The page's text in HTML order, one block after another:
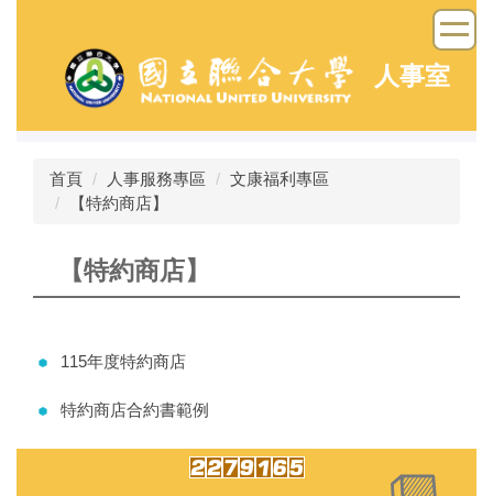
容
人事室
首頁 人事服務專區
文康福利專區
【特約商店】
【特約商店】
115年度特約商店
特約商店合約書範例